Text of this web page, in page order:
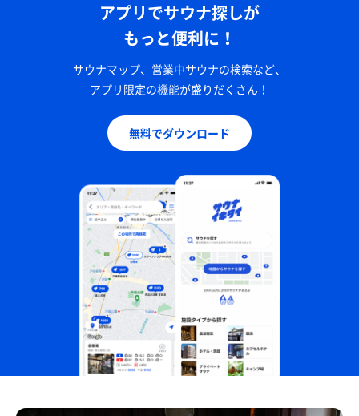
アプリでサウナ探しが
もっと便利に！
サウナマップ、営業中サウナの検索など、
アプリ限定の機能が盛りだくさん！
無料でダウンロード